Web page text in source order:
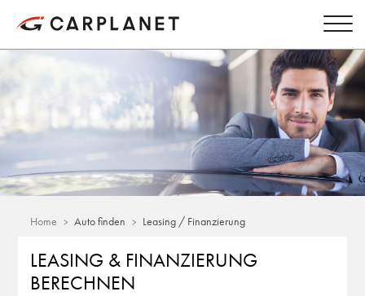
Home Auto finden Leasing / Finanzierung
LEASING & FINANZIERUNG
BERECHNEN